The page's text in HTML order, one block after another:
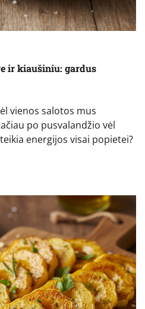
ir kiaušiniu: gardus
vienos salotos mus
po pusvalandžio vėl
energijos visai popietei?